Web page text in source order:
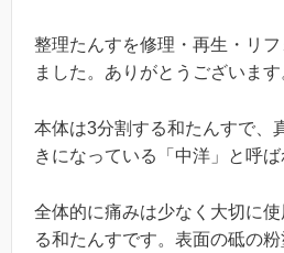
整理たんすを修理・再生・リ
ました。ありがとうございます
本体は3分割する和たんすで、
きになっている「中洋」と呼ば
全体的に痛みは少なく大切に
る和たんすです。表面の砥の